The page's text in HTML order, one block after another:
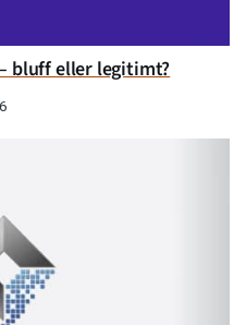
bluff eller legitimt?